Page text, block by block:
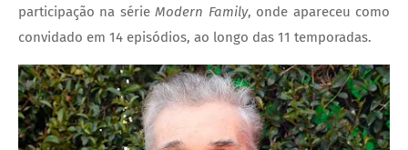
participação na sérieModern Family, onde apareceu como
convidado em 14 episódios, ao longo das 11 temporadas.